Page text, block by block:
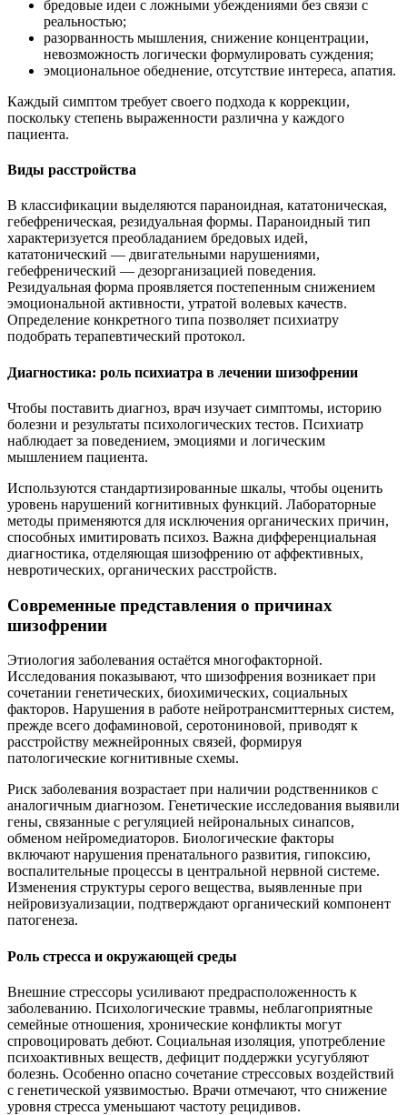
бредовые идеи с ложными убеждениями без связи с
реальностью;
разорванность мышления, снижение концентрации,
невозможность логически формулировать суждения;
эмоциональное обеднение, отсутствие интереса, апатия.
Каждый симптом требует своего подхода к коррекции,
поскольку степень выраженности различна у каждого
пациента.
Виды расстройства
В классификации выделяются параноидная, кататоническая,
гебефреническая, резидуальная формы. Параноидный тип
характеризуется преобладанием бредовых идей,
кататонический — двигательными нарушениями,
гебефренический — дезорганизацией поведения.
Резидуальная форма проявляется постепенным снижением
эмоциональной активности, утратой волевых качеств.
Определение конкретного типа позволяет психиатру
подобрать терапевтический протокол.
Диагностика: роль психиатра в лечении шизофрении
Чтобы поставить диагноз, врач изучает симптомы, историю
болезни и результаты психологических тестов. Психиатр
наблюдает за поведением, эмоциями и логическим
мышлением пациента.
Используются стандартизированные шкалы, чтобы оценить
уровень нарушений когнитивных функций. Лабораторные
методы применяются для исключения органических причин,
способных имитировать психоз. Важна дифференциальная
диагностика, отделяющая шизофрению от аффективных,
невротических, органических расстройств.
Современные представления о причинах
шизофрении
Этиология заболевания остаётся многофакторной.
Исследования показывают, что шизофрения возникает при
сочетании генетических, биохимических, социальных
факторов. Нарушения в работе нейротрансмиттерных систем,
прежде всего дофаминовой, серотониновой, приводят к
расстройству межнейронных связей, формируя
патологические когнитивные схемы.
Риск заболевания возрастает при наличии родственников с
аналогичным диагнозом. Генетические исследования выявили
гены, связанные с регуляцией нейрональных синапсов,
обменом нейромедиаторов. Биологические факторы
включают нарушения пренатального развития, гипоксию,
воспалительные процессы в центральной нервной системе.
Изменения структуры серого вещества, выявленные при
нейровизуализации, подтверждают органический компонент
патогенеза.
Роль стресса и окружающей среды
Внешние стрессоры усиливают предрасположенность к
заболеванию. Психологические травмы, неблагоприятные
семейные отношения, хронические конфликты могут
спровоцировать дебют. Социальная изоляция, употребление
психоактивных веществ, дефицит поддержки усугубляют
болезнь. Особенно опасно сочетание стрессовых воздействий
с генетической уязвимостью. Врачи отмечают, что снижение
уровня стресса уменьшают частоту рецидивов.